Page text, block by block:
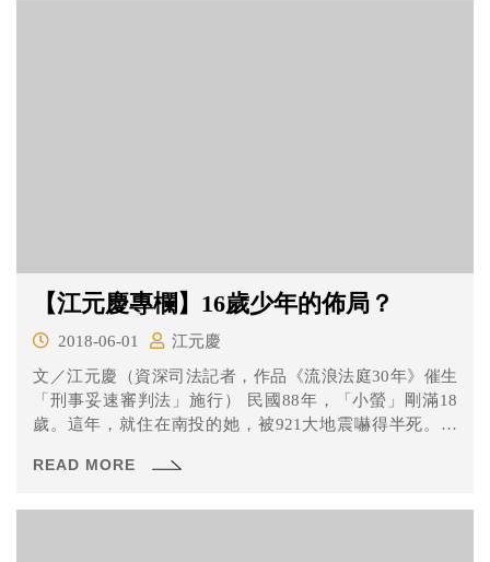
【江元慶專欄】16歲少年的佈局？
2018-06-01
江元慶
文／江元慶（資深司法記者，作品《流浪法庭30年》催生
「刑事妥速審判法」施行） 民國88年，「小螢」剛滿18
歲。這年，就住在南投的她，被921大地震嚇得半死。不
READ MORE